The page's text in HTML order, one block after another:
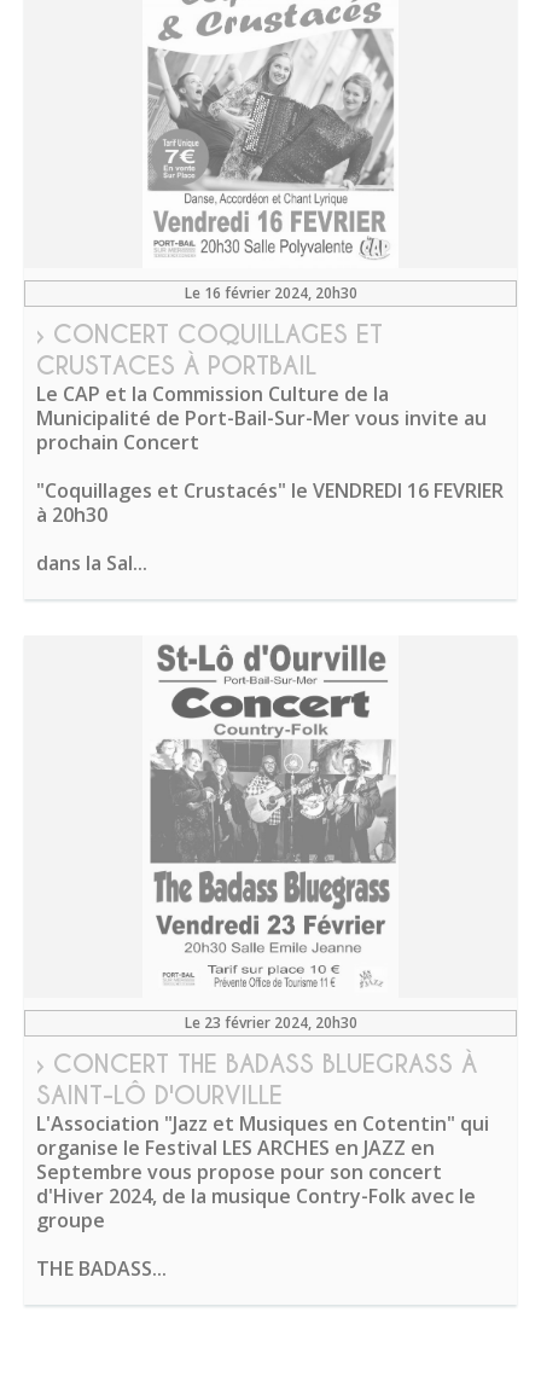
Le 16 février 2024, 20h30
› CONCERT COQUILLAGES ET
CRUSTACES À PORTBAIL
Le CAP et la Commission Culture de la
Municipalité de Port-Bail-Sur-Mer vous invite au
prochain Concert
"Coquillages et Crustacés" le VENDREDI 16 FEVRIER
à 20h30
dans la Sal...
Le 23 février 2024, 20h30
› CONCERT THE BADASS BLUEGRASS À
SAINT-LÔ D'OURVILLE
L'Association "Jazz et Musiques en Cotentin" qui
organise le Festival LES ARCHES en JAZZ en
Septembre vous propose pour son concert
d'Hiver 2024, de la musique Contry-Folk avec le
groupe
THE BADASS...